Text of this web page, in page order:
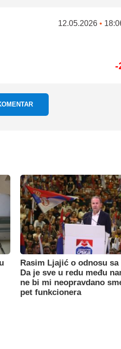
12.05.2026 •
-
Rasim Ljajić o odnosu sa
Da je sve u redu među
ne bi mi neopravdano
pet funkcionera